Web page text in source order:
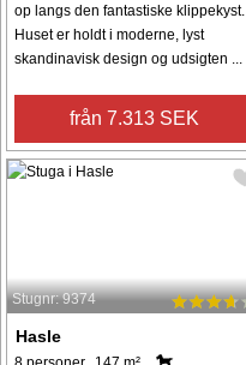
op langs den fantastiske klippekyst.
Huset er holdt i moderne, lyst
skandinavisk design og udsigten ...
från 7.313 SEK
Stugnr: 9374
Hasle